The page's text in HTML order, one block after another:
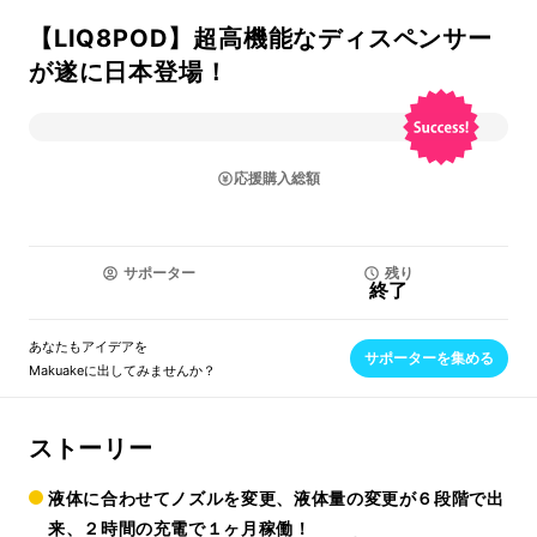
【LIQ8POD】超高機能なディスペンサー
が遂に日本登場！
応援購入総額
サポーター 残り
終了
あなたもアイデアを
Makuakeに出してみませんか？
サポーターを集める
ストーリー
液体に合わせてノズルを変更、液体量の変更が６段階で出
来、２時間の充電で１ヶ月稼働！